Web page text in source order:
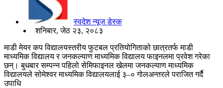
स्वदेश न्यूज डेस्क
शनिबार, जेठ २३, २०८३
माडी मेयर कप विद्यालयस्तरीय फुटबल प्रतियोगिताको छात्रतर्फ माडी
माध्यमिक विद्यालय र जनकल्याण माध्यमिक विद्यालय फाइनलमा प्रवेश गरेका
छन्। बुधबार सम्पन्न पहिलो सेमिफाइनल खेलमा जनकल्याण माध्यमिक
विद्यालयले सोमेश्वर माध्यमिक विद्यालयलाई ३–० गोलअन्तरले पराजित गर्दै
उपाधि